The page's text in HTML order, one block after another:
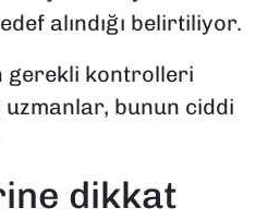
alındığı belirtiliyor.
gerekli kontrolleri
bunun ciddi
dikkat